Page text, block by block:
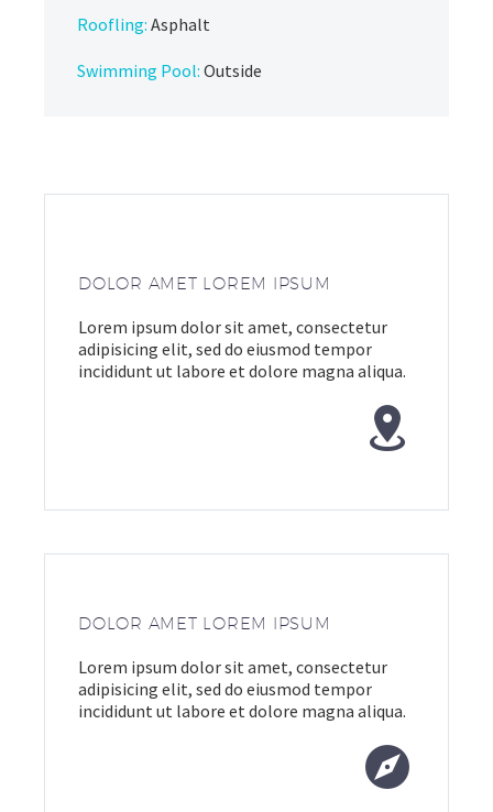
Roofling: Asphalt
Swimming Pool: Outside
DOLOR AMET LOREM IPSUM
Lorem ipsum dolor sit amet, consectetur
adipisicing elit, sed do eiusmod tempor
incididunt ut labore et dolore magna aliqua.


DOLOR AMET LOREM IPSUM
Lorem ipsum dolor sit amet, consectetur
adipisicing elit, sed do eiusmod tempor
incididunt ut labore et dolore magna aliqua.

